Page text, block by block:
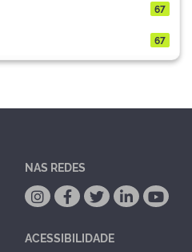
67
67
NAS REDES
ACESSIBILIDADE